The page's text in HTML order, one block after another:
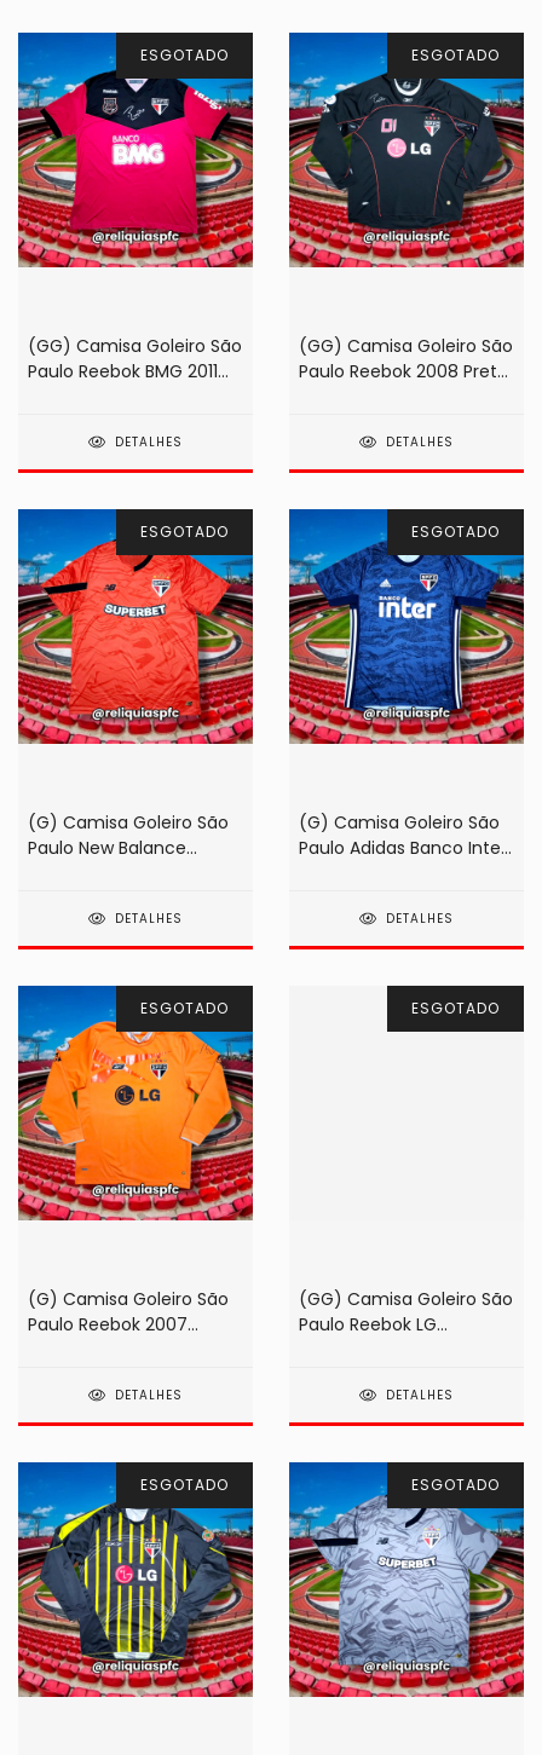
ESGOTADO
(GG) Camisa Goleiro São
Paulo Reebok BMG 2011
DETALHES
ESGOTADO
(GG) Camisa Goleiro São
Paulo Reebok 2008 Preta
DETALHES
ESGOTADO
(G) Camisa Goleiro São
Paulo New Balance
DETALHES
ESGOTADO
(G) Camisa Goleiro São
Paulo Adidas Banco Inter
DETALHES
ESGOTADO
(G) Camisa Goleiro São
Paulo Reebok 2007
DETALHES
ESGOTADO
(GG) Camisa Goleiro São
Paulo Reebok LG
DETALHES
ESGOTADO ESGOTADO